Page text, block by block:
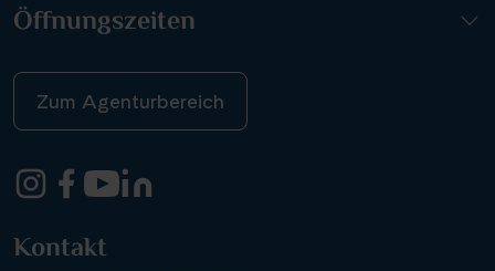
Öffnungszeiten
Zum Agenturbereich
Kontakt